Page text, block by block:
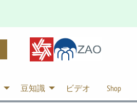
豆知識 ビデオ Shop